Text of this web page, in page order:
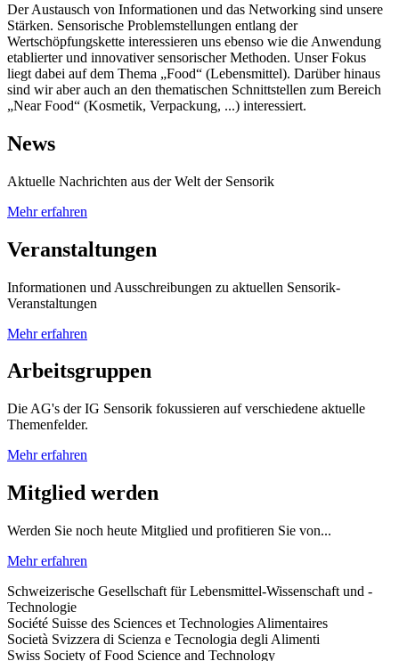
Der Austausch von Informationen und das Networking sind unsere
Stärken. Sensorische Problemstellungen entlang der
Wertschöpfungskette interessieren uns ebenso wie die Anwendung
etablierter und innovativer sensorischer Methoden. Unser Fokus
liegt dabei auf dem Thema „Food“ (Lebensmittel). Darüber hinaus
sind wir aber auch an den thematischen Schnittstellen zum Bereich
„Near Food“ (Kosmetik, Verpackung, ...) interessiert.
News
Aktuelle Nachrichten aus der Welt der Sensorik
Mehr erfahren
Veranstaltungen
Informationen und Ausschreibungen zu aktuellen Sensorik-
Veranstaltungen
Mehr erfahren
Arbeitsgruppen
Die AG's der IG Sensorik fokussieren auf verschiedene aktuelle
Themenfelder.
Mehr erfahren
Mitglied werden
Werden Sie noch heute Mitglied und profitieren Sie von...
Mehr erfahren
Schweizerische Gesellschaft für Lebensmittel-Wissenschaft und -
Technologie
Société Suisse des Sciences et Technologies Alimentaires
Società Svizzera di Scienza e Tecnologia degli Alimenti
Swiss Society of Food Science and Technology